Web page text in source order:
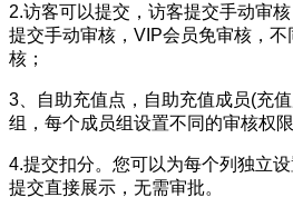
2.访客可以提交，访客提交手动审
提交手动审核，VIP会员免审核，
核；
3、自助充值点，自助充值成员(充
组，每个成员组设置不同的审核权限
4.提交扣分。您可以为每个列独立
提交直接展示，无需审批。